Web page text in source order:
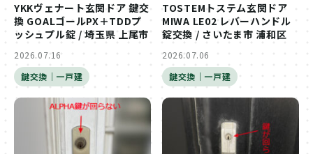
YKKヴェナート玄関ドア 鍵交
換 GOALゴールPX＋TDDプ
ッシュプル錠 / 埼玉県 上尾市
2026.07.16
鍵交換｜一戸建
TOSTEMトステム玄関ドア
MIWA LE02 レバーハンドル
錠交換 / さいたま市 浦和区
2026.07.06
鍵交換｜一戸建